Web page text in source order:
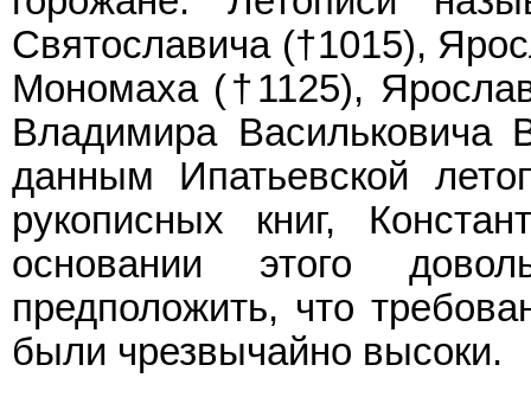
Святославича (†1015),
Мономаха (†1125),
Владимира Васильковича
данным Ипатьевской
рукописных книг,
основании этого
предположить, что
были чрезвычайно высоки.